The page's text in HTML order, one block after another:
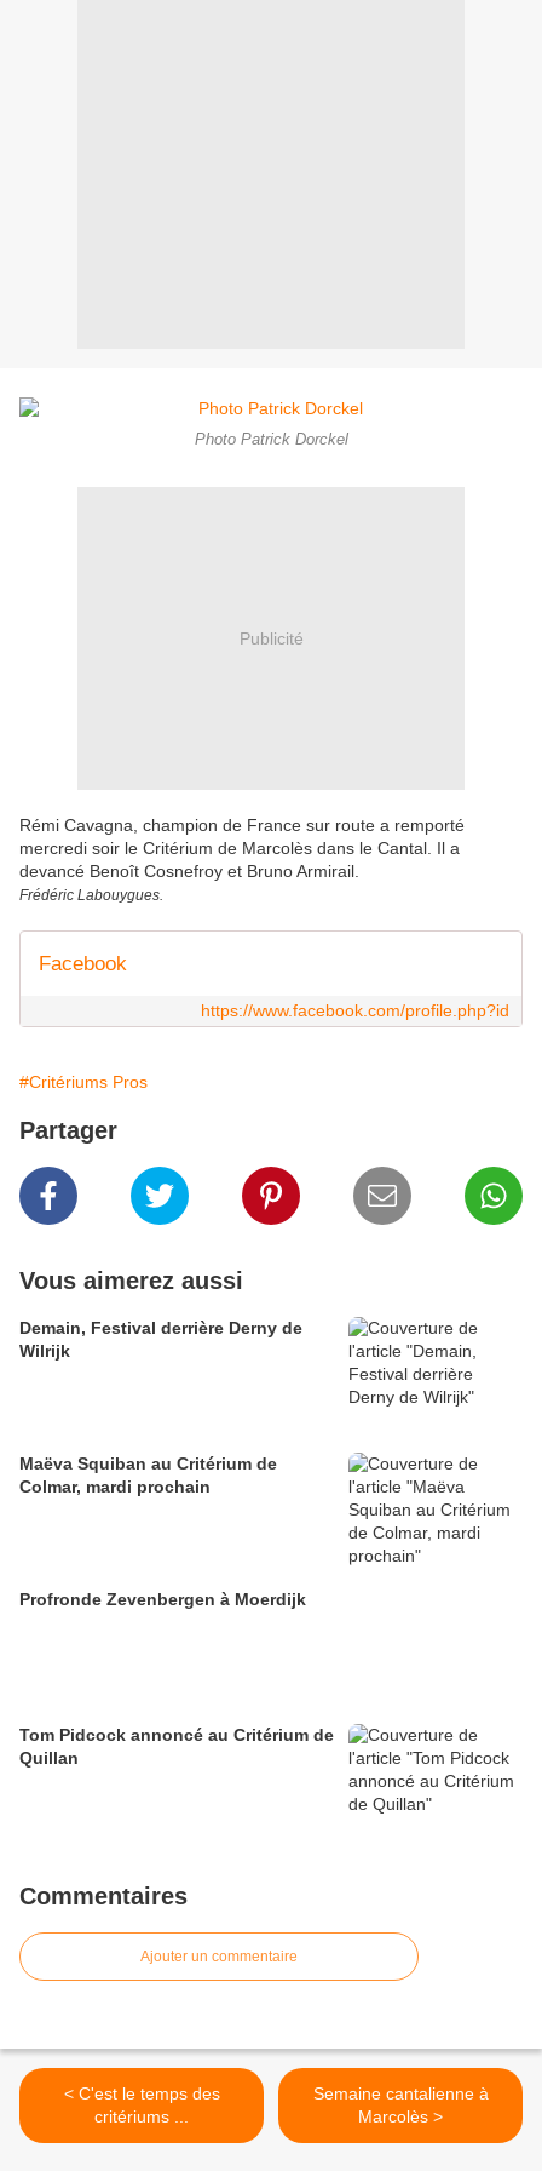
Photo Patrick Dorckel
Publicité
Rémi Cavagna, champion de France sur route a remporté
mercredi soir le Critérium de Marcolès dans le Cantal. Il a
devancé Benoît Cosnefroy et Bruno Armirail.
Frédéric Labouygues.
Facebook
https://www.facebook.com/profile.php?id
#Critériums Pros
Partager
Vous aimerez aussi
Demain, Festival derrière Derny de
Wilrijk
Maëva Squiban au Critérium de
Colmar, mardi prochain
Profronde Zevenbergen à Moerdijk
Tom Pidcock annoncé au Critérium de
Quillan
Commentaires
Ajouter un commentaire
< C'est le temps des
critériums ...
Semaine cantalienne à
Marcolès >